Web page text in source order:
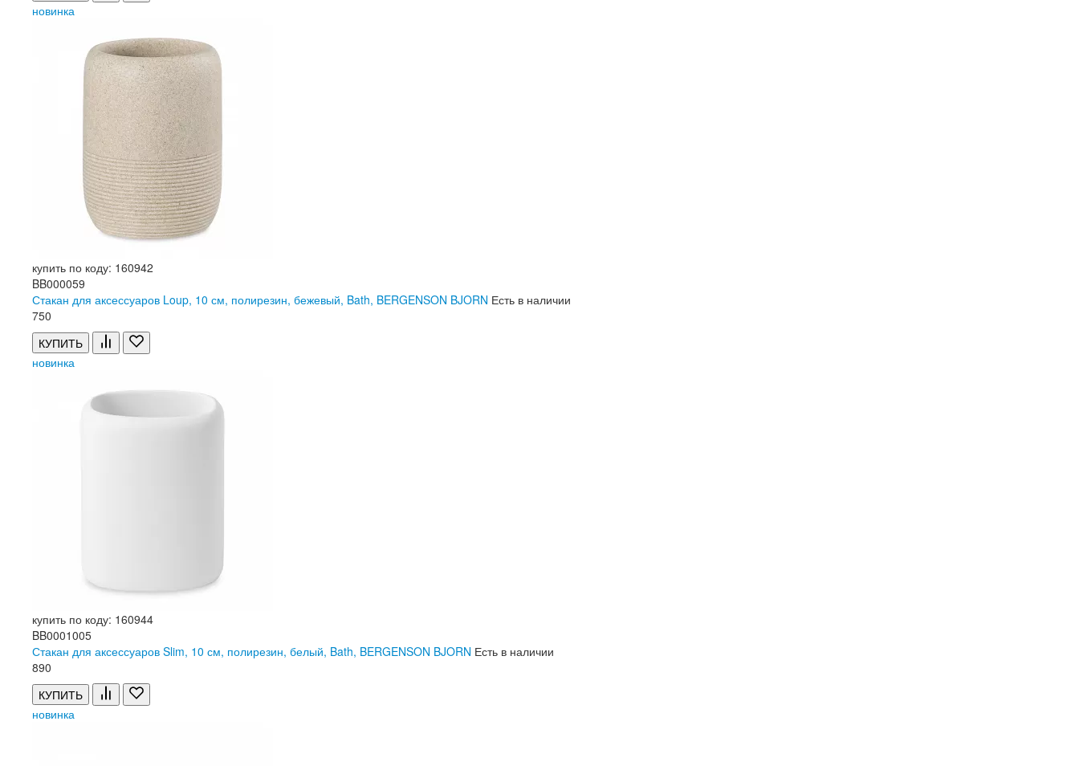
новинка
купить по коду: 160942
BB000059
Стакан для аксессуаров Loup, 10 см, полирезин, бежевый, Bath, BERGENSON BJORN Есть в наличии
750
КУПИТЬ
новинка
купить по коду: 160944
BB0001005
Стакан для аксессуаров Slim, 10 см, полирезин, белый, Bath, BERGENSON BJORN Есть в наличии
890
КУПИТЬ
новинка